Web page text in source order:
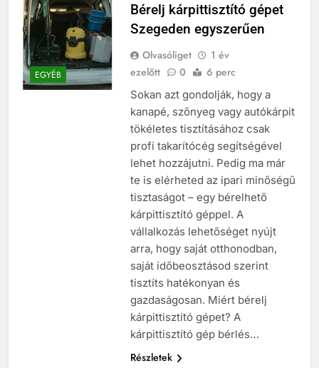
EGYÉB
Bérelj kárpittisztító gépet
Szegeden egyszerűen
Olvasóliget
1 év
ezelőtt
0 6 perc
Sokan azt gondolják, hogy a
kanapé, szőnyeg vagy autókárpit
tökéletes tisztításához csak
profi takarítócég segítségével
lehet hozzájutni. Pedig ma már
te is elérheted az ipari minőségű
tisztaságot – egy bérelhető
kárpittisztító géppel. A
vállalkozás lehetőséget nyújt
arra, hogy saját otthonodban,
saját időbeosztásod szerint
tisztíts hatékonyan és
gazdaságosan. Miért bérelj
kárpittisztító gépet? A
kárpittisztító gép bérlés…
Részletek